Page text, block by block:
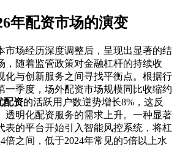
年配资市场的演变
市场经历深度调整后，呈现出显著的结
，随着监管政策对金融杠杆的持续收
化与创新服务之间寻找平衡点。根据行
一季度，场外配资市场规模同比收缩约
配资的活跃用户数逆势增长8%，这反
透明化配资服务的需求上升。一种显著
表的平台开始引入智能风控系统，将杠
倍之间，低于2024年常见的5倍以上水